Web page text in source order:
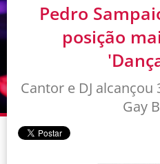
Pedro
posição
Cantor e DJ alcançou
Gay